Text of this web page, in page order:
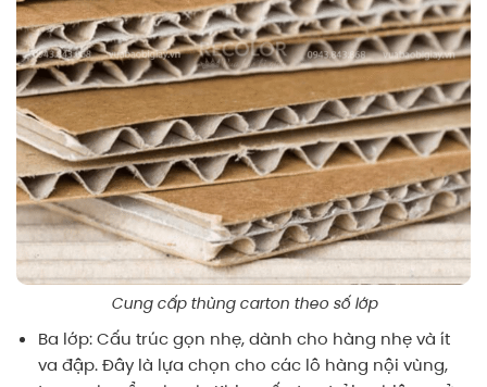
Cung cấp thùng carton theo số lớp
Ba lớp: Cấu trúc gọn nhẹ, dành cho hàng nhẹ và ít
va đập. Đây là lựa chọn cho các lô hàng nội vùng,